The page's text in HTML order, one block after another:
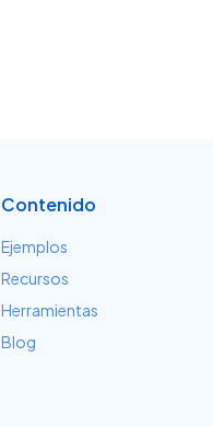
Contenido
Ejemplos
Recursos
Herramientas
Blog